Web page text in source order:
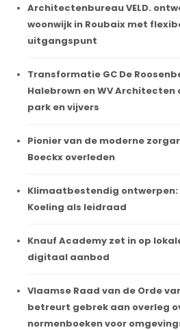
Architectenbureau VELD.
woonwijk in Roubaix met
uitgangspunt
Transformatie GC De
Halebrown en WV
park en vijvers
Pionier van de moderne
Boeckx overleden
Klimaatbestendig ontwerpen:
Koeling als leidraad
Knauf Academy zet in op
digitaal aanbod
Vlaamse Raad van de Orde
betreurt gebrek aan overleg
normenboeken voor